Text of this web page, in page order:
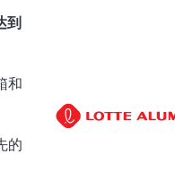
到
和
的